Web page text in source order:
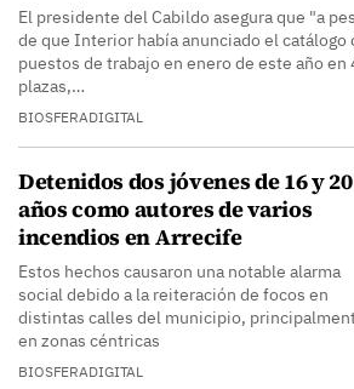
El presidente del Cabildo asegura que "a
de que Interior había anunciado el catálogo
puestos de trabajo en enero de este año en
plazas,…
BIOSFERADIGITAL
Detenidos dos jóvenes de 16 y 20
años como autores de varios
incendios en Arrecife
Estos hechos causaron una notable alarma
social debido a la reiteración de focos en
distintas calles del municipio,
en zonas céntricas
BIOSFERADIGITAL